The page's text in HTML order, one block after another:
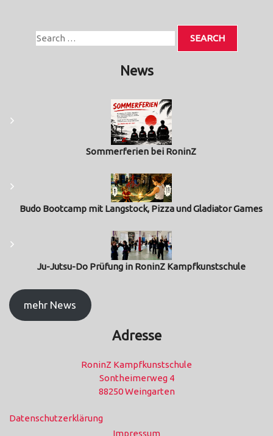
News
Sommerferien bei RoninZ
Budo Bootcamp mit Langstock, Pizza und Gladiator Games
Ju-Jutsu-Do Prüfung in RoninZ Kampfkunstschule
mehr News
Adresse
RoninZ Kampfkunstschule
Sontheimerweg 4
88250 Weingarten
Datenschutzerklärung
Impressum